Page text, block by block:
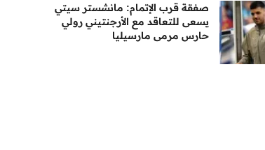
صفقة قرب الإتمام: مانشستر سيتي
يسعى للتعاقد مع الأرجنتيني رولي
حارس مرمى مارسيليا